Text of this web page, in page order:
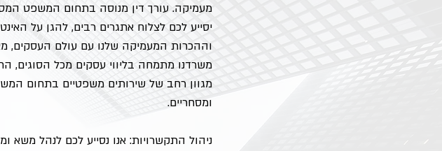
מעמיקה. עורך דין מנוסה בתחום המשפט
יסייע לכם לצלוח אתגרים רבים, להגן על
וההכרות המעמיקה שלנו עם עולם העסקים,
משרדנו מתמחה בליווי עסקים מכל הסוגים,
מגוון רחב של שירותים משפטיים בתחום
ומסחריים.
ניהול התקשרויות: אנו נסייע לכם לנהל משא